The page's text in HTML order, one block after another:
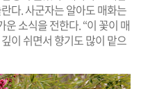
다. 사군자는 알아도 매화는
소식을 전한다. “이 꽃이 매
이 쉬면서 향기도 많이 맡으